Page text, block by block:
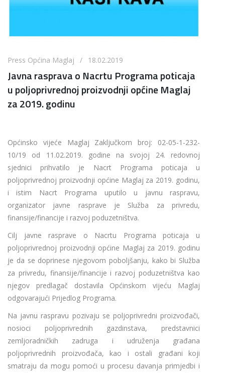
Press Općina Maglaj / 18.02.2019
Javna rasprava o Nacrtu Programa poticaja
u poljoprivrednoj proizvodnji općine Maglaj
za 2019. godinu
Općinsko vijeće Maglaj Zaključkom broj: 02-05-1-232-
10/19 od 11.02.2019. godine na svojoj 24. redovnoj
sjednici prihvatilo je Nacrt Programa poticaja u
poljoprivrednoj proizvodnji općine Maglaj za 2019. godinu,
i istim Nacrt Programa uputilo u javnu raspravu,
organizator javne rasprave je Služba za privredu,
finansije/financije i razvoj poduzetništva.
Cilj javne rasprave o Nacrtu Programa poticaja u
poljoprivrednoj proizvodnji općine Maglaj za 2019. godinu
je da se doprinese njegovom poboljšanju, kako bi Služba
za privredu, finansije/financije i razvoj poduzetništva kao
njegov predlagač dostavila Općinskom vijeću Maglaj
odgovarajući Prijedlog Programa.
Na javnu raspravu pozivaju se poljoprivredni proizvođači,
nosioci poljoprivrednih gazdinstava, predstavnici
zemljoradničkih zadruga i udruženja građana
poljoprivrednih proizvođača, kao i ostali građani koji
smatraju da mogu pomoći u procesu davanja primjedbi i